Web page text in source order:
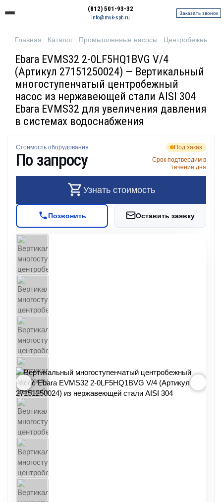
(812) 501-93-32
info@mvk-spb.ru
Заказать звонок
Главная Каталог Промышленные насосы Центробежные
Ebara EVMS32 2-0LF5HQ1BVG V/4
(Артикул 27151250024) — Вертикальный
многоступенчатый центробежный
насос из нержавеющей стали AISI 304
Ebara EVMS32 для увеличения давления
в системах водоснабжения
Стоимость оборудования
По запросу
Под заказ
Срок подтвердим в
течение дня
Узнать стоимость
Позвонить Оставить заявку